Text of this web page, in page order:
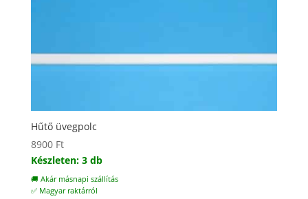
Hűtő üvegpolc
8900 Ft
Készleten: 3 db
🚚 Akár másnapi szállítás
✅ Magyar raktárról